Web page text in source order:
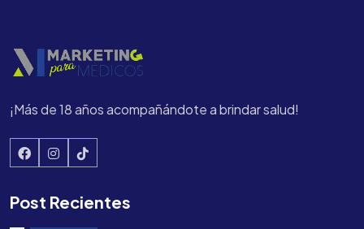
¡Más de 18 años acompañándote a brindar salud!
Post Recientes